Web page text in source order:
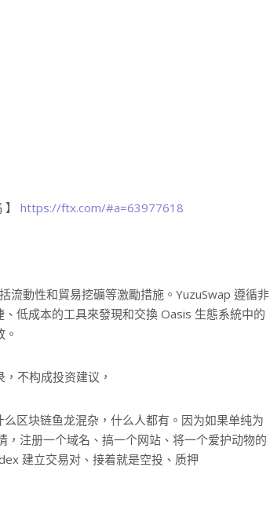
https://ftx.com/#a=63977618
流動性和貿易挖礦等激勵措施。YuzuSwap 遵循非
低成本的工具來發現和交換 Oasis 生態系統中的
不构成投资建议，
区块链鱼龙混杂，什么人都有。因为如果单纯为
注册一个域名、搞一个网站、将一个爱护动物的
建立交易对、接着就是空投、质押